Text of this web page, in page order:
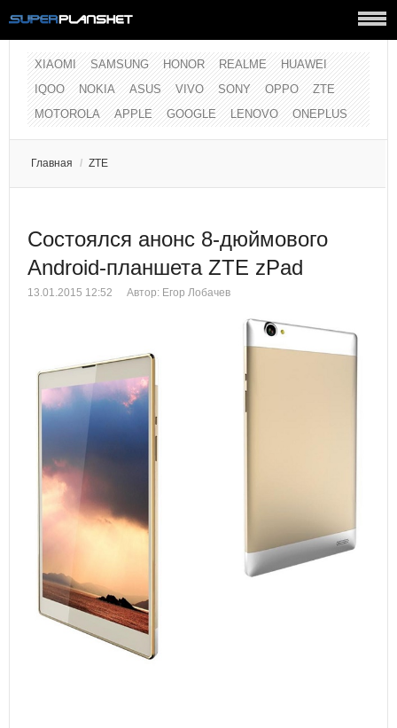
XIAOMI SAMSUNG HONOR REALME
HUAWEI
IQOO
NOKIA ASUS VIVO SONY OPPO
ZTE
MOTOROLA
APPLE GOOGLE LENOVO ONEPLUS
Главная / ZTE
Состоялся анонс 8-дюймового
Android-планшета ZTE zPad
13.01.2015 12:52 Автор: Егор Лобачев